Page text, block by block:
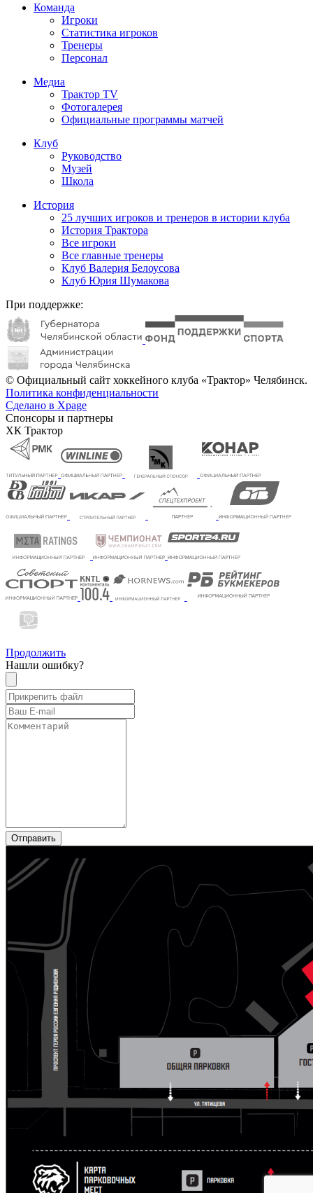
Команда
Игроки
Статистика игроков
Тренеры
Персонал
Медиа
Трактор TV
Фотогалерея
Официальные программы матчей
Клуб
Руководство
Музей
Школа
История
25 лучших игроков и тренеров в истории клуба
История Трактора
Все игроки
Все главные тренеры
Клуб Валерия Белоусова
Клуб Юрия Шумакова
При поддержке:
© Официальный сайт хоккейного клуба «Трактор» Челябинск.
Политика конфиденциальности
Сделано в Xpage
Спонсоры и партнеры
ХК Трактор
Продолжить
Нашли ошибку?